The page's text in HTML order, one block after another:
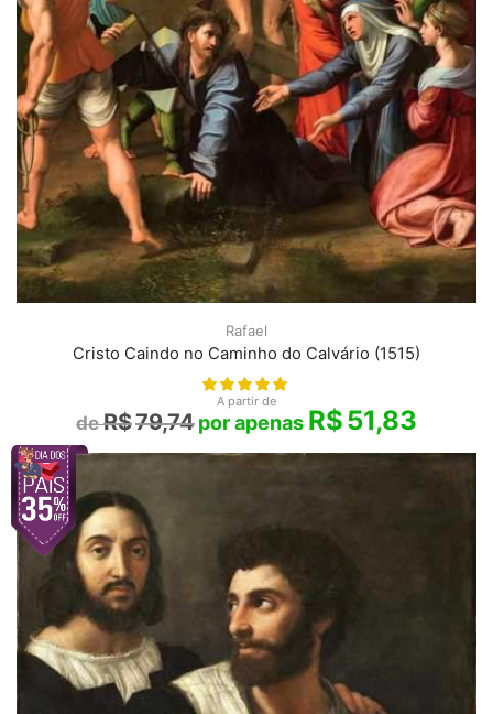
Rafael
Cristo Caindo no Caminho do Calvário (1515)
A partir de
R$79,74 R$51,83